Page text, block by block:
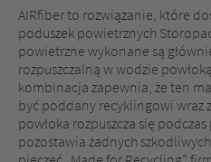
AIRfiber to rozwiązanie, które
poduszek powietrznych
powietrzne wykonane są
rozpuszczalną w wodzie
kombinacja zapewnia, że ten
być poddany recyklingowi wraz
powłoka rozpuszcza się
pozostawia żadnych